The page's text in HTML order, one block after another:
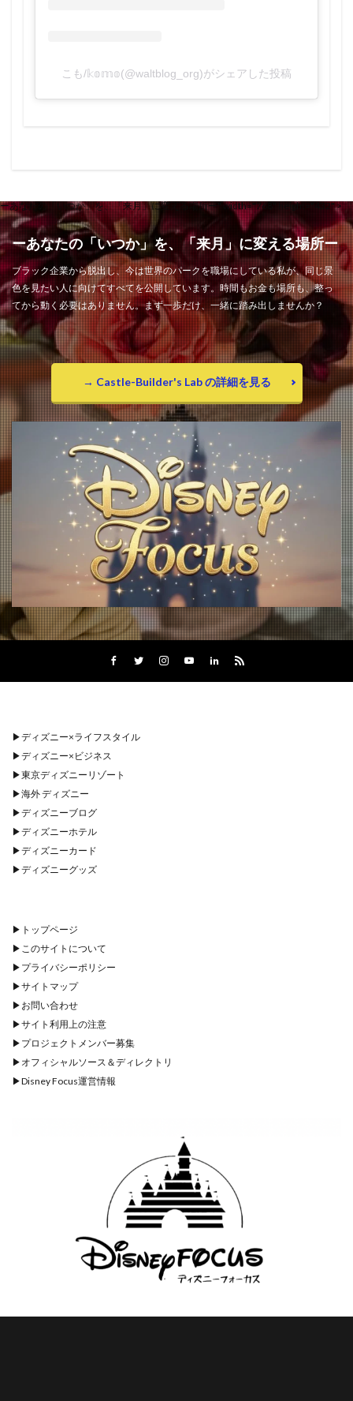
こも/𝕜𝕠𝕞𝕠(@waltblog_org)がシェアした投稿
ーあなたの「いつか」を、「来月」に変える場所ー" width="768" height="432" >
ーあなたの「いつか」を、「来月」に変える場所ー
ブラック企業から脱出し、今は世界のパークを職場にしている私が、同じ景
色を見たい人に向けてすべてを公開しています。時間もお金も場所も、整っ
てから動く必要はありません。まず一歩だけ、一緒に踏み出しませんか？
→ Castle-Builder's Lab の詳細を見る
▶︎ディズニー×ライフスタイル
▶︎ディズニー×ビジネス
▶︎東京ディズニーリゾート
▶︎海外 ディズニー
▶︎ディズニーブログ
▶︎ディズニーホテル
▶︎ディズニーカード
▶︎ディズニーグッズ
▶︎ トップページ
▶︎ このサイトについて
▶︎ プライバシーポリシー
▶︎サイトマップ
▶︎ お問い合わせ
▶︎サイト利用上の注意
▶︎ プロジェクトメンバー募集
▶︎ オフィシャルソース＆ディレクトリ
▶︎Disney Focus運営情報